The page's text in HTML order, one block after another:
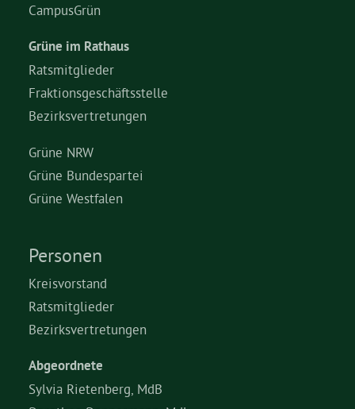
CampusGrün
Grüne im Rathaus
Ratsmitglieder
Fraktionsgeschäftsstelle
Bezirksvertretungen
Grüne NRW
Grüne Bundespartei
Grüne Westfalen
Personen
Kreisvorstand
Ratsmitglieder
Bezirksvertretungen
Abgeordnete
Sylvia Rietenberg, MdB